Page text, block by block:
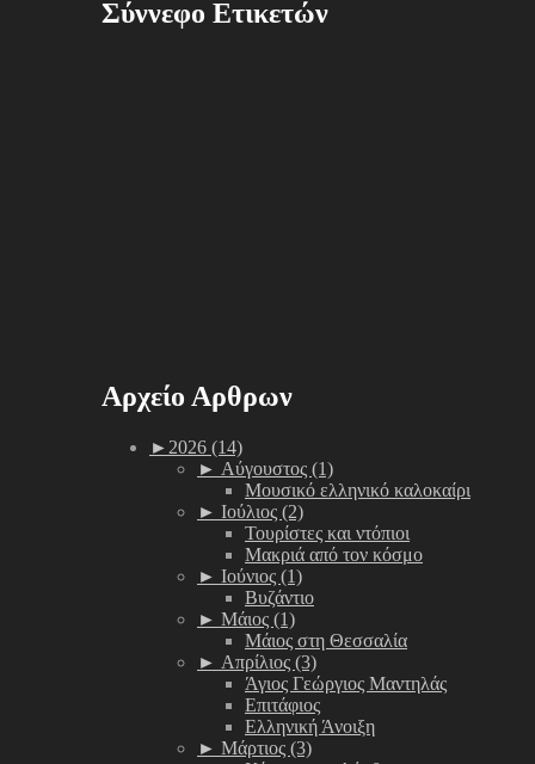
Σύννεφο Ετικετών
Αρχείο Αρθρων
► 2026 (14)
► Αύγουστος (1)
Μουσικό ελληνικό καλοκαίρι
► Ιούλιος (2)
Τουρίστες και ντόπιοι
Μακριά από τον κόσμο
► Ιούνιος (1)
Βυζάντιο
► Μάιος (1)
Μάιος στη Θεσσαλία
► Απρίλιος (3)
Άγιος Γεώργιος Μαντηλάς
Επιτάφιος
Ελληνική Άνοιξη
► Μάρτιος (3)